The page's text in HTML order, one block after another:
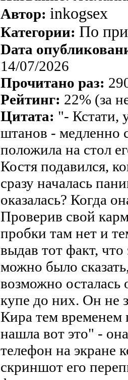
Автор: inkogsex
Категории: По
Dата
14/07/2026
Прочитано раз:
Рейтинг: 22% (за
Цитата: "- Кстати,
штанов - медленно
положила на стол
Костя подавился,
сразу началась
оказалась? Когда
Проверив свой
пробки там нет и
выдав тот факт,
можно было
возможно осталась
купе до них. Он не
Кира тем временем
нашла вот это" -
телефон на экране
скриншот его